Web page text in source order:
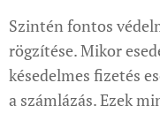
Szintén fontos
rögzítése. Mikor
késedelmes fizetés
a számlázás. Ezek